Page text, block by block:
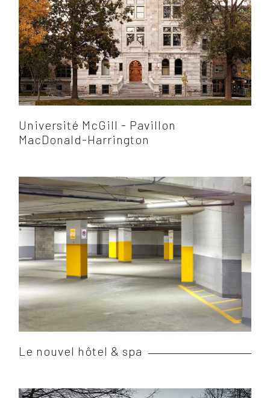
Université McGill - Pavillon
MacDonald-Harrington
Le nouvel hôtel & spa